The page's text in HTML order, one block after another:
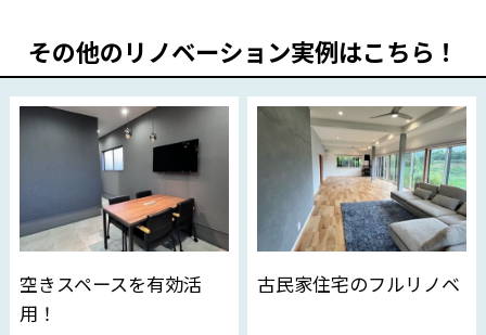
その他のリノベーション実例はこちら！
空きスペースを有効活
用！
古民家住宅のフルリノベ